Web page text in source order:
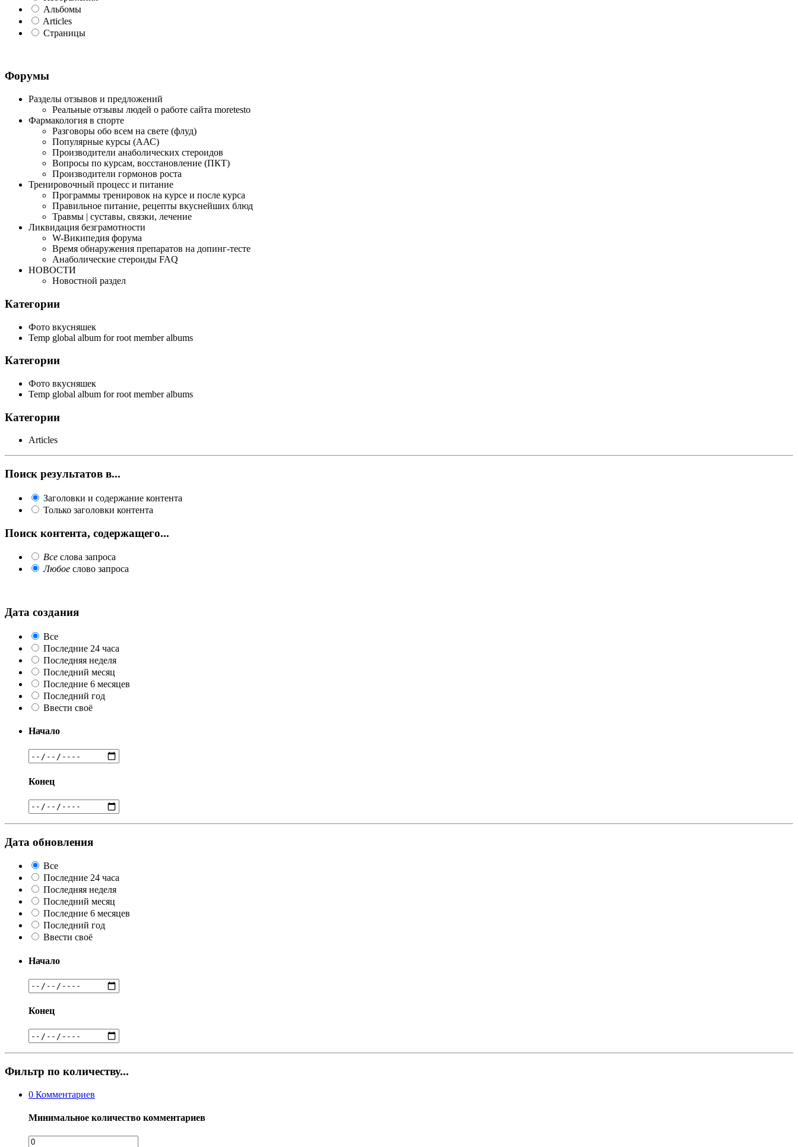
Альбомы
Articles
Страницы
Форумы
Разделы отзывов и предложений
Реальные отзывы людей о работе сайта moretesto
Фармакология в спорте
Разговоры обо всем на свете (флуд)
Популярные курсы (ААС)
Производители анаболических стероидов
Вопросы по курсам, восстановление (ПКТ)
Производители гормонов роста
Тренировочный процесс и питание
Программы тренировок на курсе и после курса
Правильное питание, рецепты вкуснейших блюд
Травмы | суставы, связки, лечение
Ликвидация безграмотности
W-Википедия форума
Время обнаружения препаратов на допинг-тесте
Анаболические стероиды FAQ
НОВОСТИ
Новостной раздел
Категории
Фото вкусняшек
Temp global album for root member albums
Категории
Фото вкусняшек
Temp global album for root member albums
Категории
Articles
Поиск результатов в...
Заголовки и содержание контента
Только заголовки контента
Поиск контента, содержащего...
Все слова запроса
Любое слово запроса
Дата создания
Все
Последние 24 часа
Последняя неделя
Последний месяц
Последние 6 месяцев
Последний год
Ввести своё
Начало
Конец
Дата обновления
Все
Последние 24 часа
Последняя неделя
Последний месяц
Последние 6 месяцев
Последний год
Ввести своё
Начало
Конец
Фильтр по количеству...
0 Комментариев
Минимальное количество комментариев